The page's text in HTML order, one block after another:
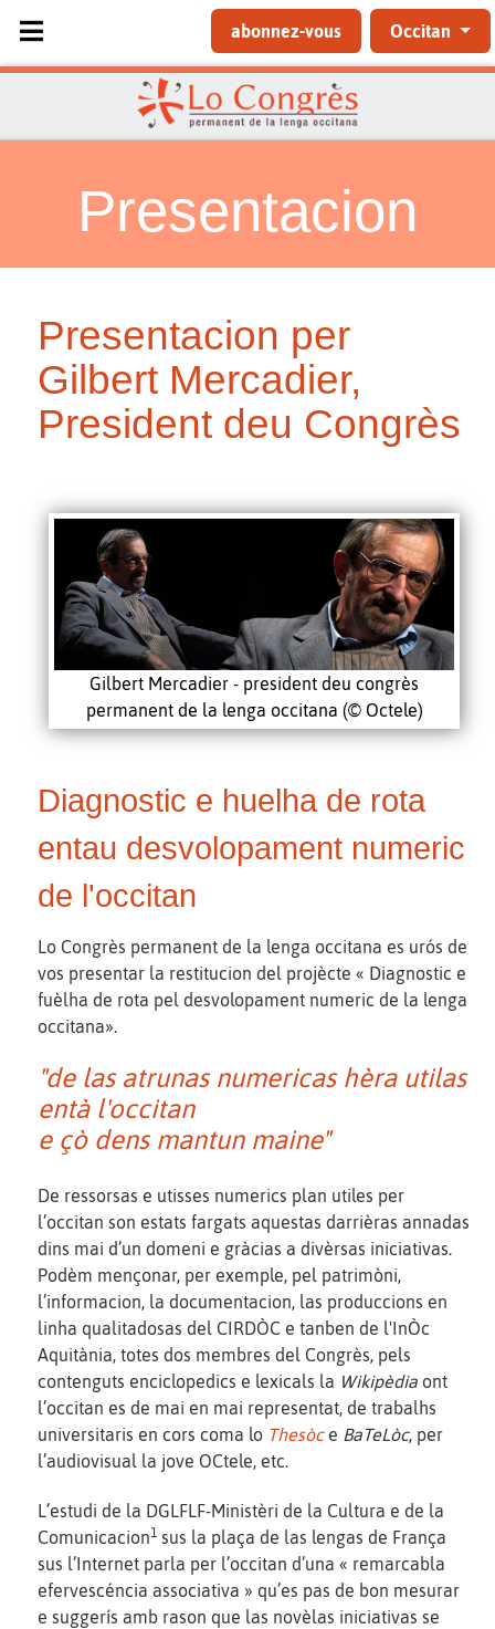
Sélectionnez votre langue
abonnez-vous Occitan
Presentacion
Presentacion per
Gilbert Mercadier,
President deu Congrès
Gilbert Mercadier - president deu congrès
permanent de la lenga occitana (© Octele)
Diagnostic e huelha de rota
entau desvolopament numeric
de l'occitan
Lo Congrès permanent de la lenga occitana es urós de
vos presentar la restitucion del projècte « Diagnostic e
fuèlha de rota pel desvolopament numeric de la lenga
occitana».
"de las atrunas numericas hèra utilas
entà l'occitan
e çò dens mantun maine"
De ressorsas e utisses numerics plan utiles per
l’occitan son estats fargats aquestas darrièras annadas
dins mai d’un domeni e gràcias a divèrsas iniciativas.
Podèm mençonar, per exemple, pel patrimòni,
l’informacion, la documentacion, las produccions en
linha qualitadosas del CIRDÒC e tanben de l'InÒc
Aquitània, totes dos membres del Congrès, pels
contenguts enciclopedics e lexicals la Wikipèdia ont
l’occitan es de mai en mai representat, de trabalhs
universitaris en cors coma lo Thesòce BaTeLòc, per
l’audiovisual la jove OCtele, etc.
L’estudi de la DGLFLF-Ministèri de la Cultura e de la
Comunicacion1 sus la plaça de las lengas de França
sus l’Internet parla per l’occitan d’una « remarcabla
efervescéncia associativa » qu’es pas de bon mesurar
e suggerís amb rason que las novèlas iniciativas se